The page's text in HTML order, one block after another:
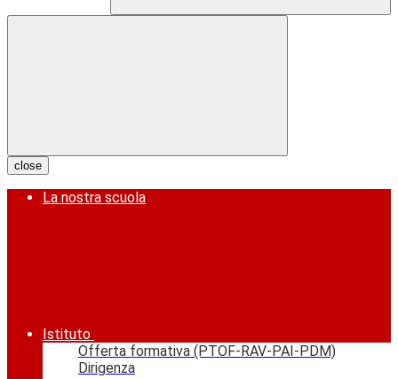
close
La nostra scuola
Istituto
Offerta formativa (PTOF-RAV-PAI-PDM)
Dirigenza